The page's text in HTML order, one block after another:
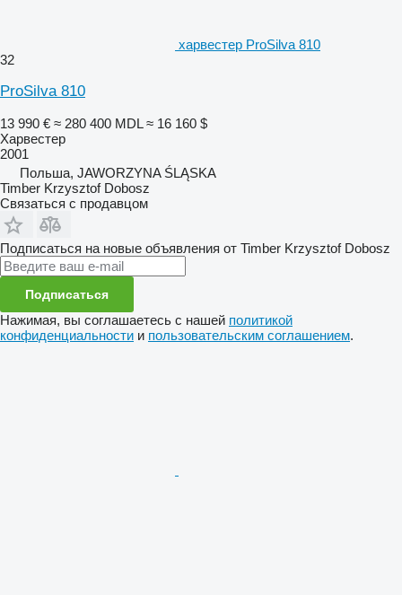
харвестер ProSilva 810
32
ProSilva 810
13 990 € ≈ 280 400 MDL ≈ 16 160 $
Харвестер
2001
Польша, JAWORZYNA ŚLĄSKA
Timber Krzysztof Dobosz
Связаться с продавцом
Подписаться на новые объявления от Timber Krzysztof Dobosz
Подписаться
Нажимая, вы соглашаетесь с нашей политикой
конфиденциальности и пользовательским соглашением.